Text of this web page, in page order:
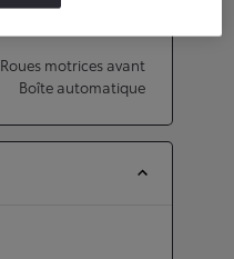
Roues motrices avant
Boîte automatique